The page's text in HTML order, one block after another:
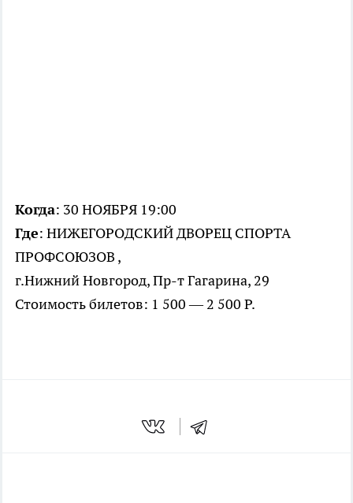
Когда: 30 НОЯБРЯ 19:00
Где: НИЖЕГОРОДСКИЙ ДВОРЕЦ СПОРТА
ПРОФСОЮЗОВ ,
г.Нижний Новгород, Пр-т Гагарина, 29
Стоимость билетов: 1 500 — 2 500 Р.